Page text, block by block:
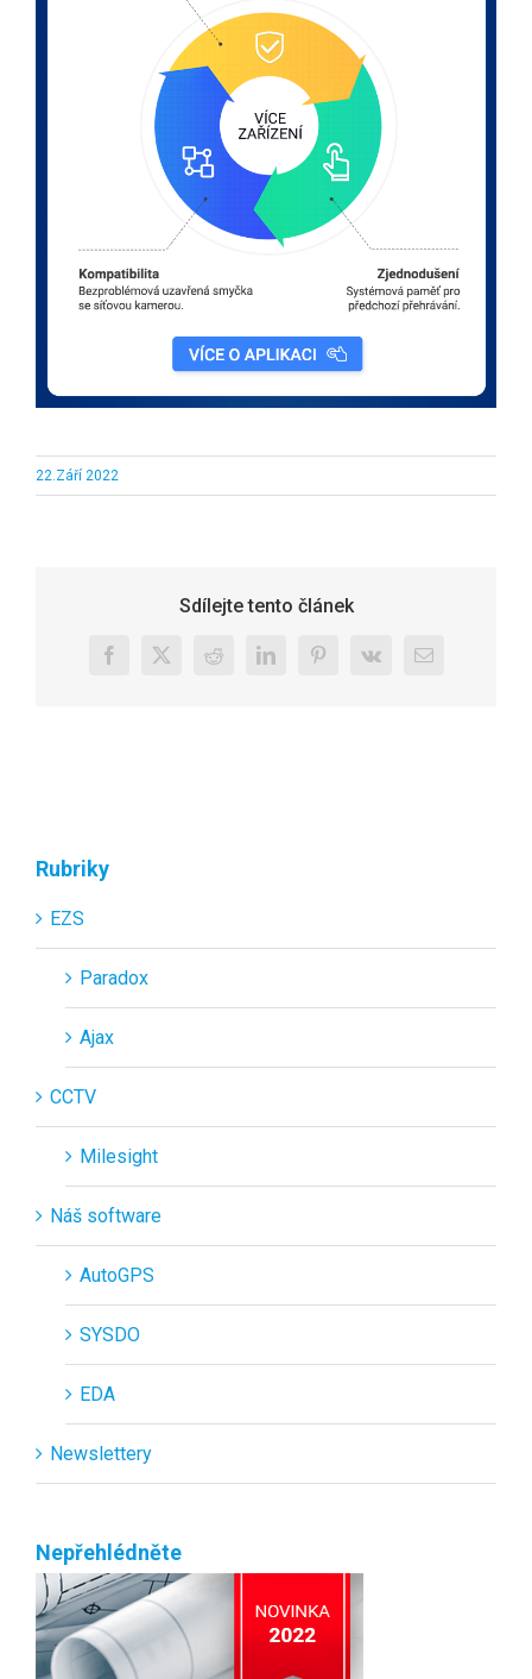
22.Září 2022
Sdílejte tento článek
Facebook
X RedditLinkedInPinterest
Vk
E-
Rubriky
EZS
Paradox
Ajax
CCTV
Milesight
Náš software
AutoGPS
SYSDO
EDA
Newslettery
Nepřehlédněte